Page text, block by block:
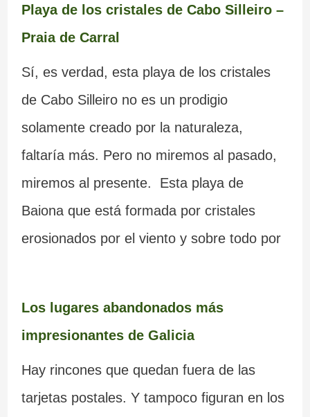
Playa de los cristales de Cabo Silleiro –
Praia de Carral
Sí, es verdad, esta playa de los cristales
de Cabo Silleiro no es un prodigio
solamente creado por la naturaleza,
faltaría más. Pero no miremos al pasado,
miremos al presente. Esta playa de
Baiona que está formada por cristales
erosionados por el viento y sobre todo por
Los lugares abandonados más
impresionantes de Galicia
Hay rincones que quedan fuera de las
tarjetas postales. Y tampoco figuran en los